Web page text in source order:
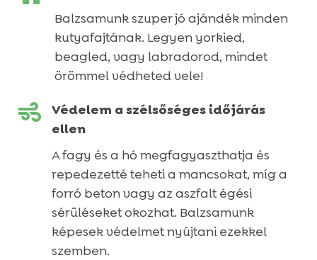
Balzsamunk szuper jó ajándék minden
kutyafajtának. Legyen yorkied,
beagled, vagy labradorod, mindet
örömmel védheted vele!

Védelem a szélsőséges időjárás
ellen
A fagy és a hó megfagyaszthatja és
repedezetté teheti a mancsokat, míg a
forró beton vagy az aszfalt égési
sérüléseket okozhat. Balzsamunk
képesek védelmet nyújtani ezekkel
szemben.